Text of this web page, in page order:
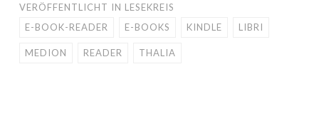
VERÖFFENTLICHT IN LESEKREIS
E-BOOK-READER
E-BOOKS KINDLE LIBRI
MEDION READER THALIA